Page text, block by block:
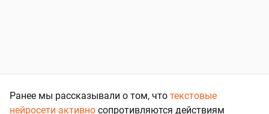
Ранее мы рассказывали о том, что текстовые
нейросети активно сопротивляются действиям